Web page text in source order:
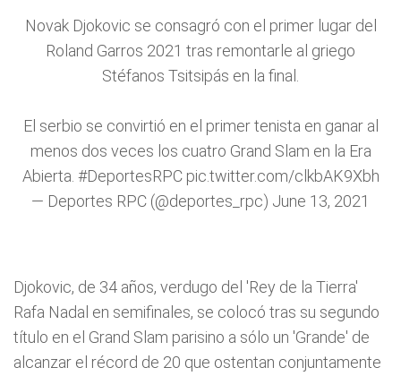
Novak Djokovic se consagró con el primer lugar del
Roland Garros 2021 tras remontarle al griego
Stéfanos Tsitsipás en la final.
El serbio se convirtió en el primer tenista en ganar al
menos dos veces los cuatro Grand Slam en la Era
Abierta. #DeportesRPC pic.twitter.com/clkbAK9Xbh
— Deportes RPC (@deportes_rpc) June 13, 2021
Djokovic, de 34 años, verdugo del 'Rey de la Tierra'
Rafa Nadal en semifinales, se colocó tras su segundo
título en el Grand Slam parisino a sólo un 'Grande' de
alcanzar el récord de 20 que ostentan conjuntamente